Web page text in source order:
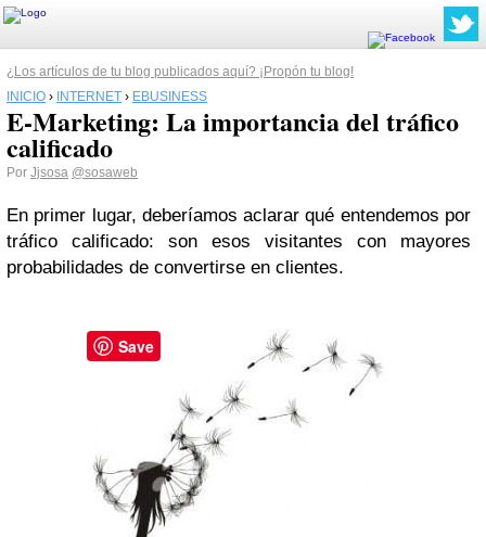
¿Los artículos de tu blog publicados aquí? ¡Propón tu blog!
INICIO › INTERNET › EBUSINESS
E-Marketing: La importancia del tráfico
calificado
Por Jjsosa @sosaweb
En primer lugar, deberíamos aclarar qué entendemos por
tráfico calificado: son esos visitantes con mayores
probabilidades de convertirse en clientes.
Save